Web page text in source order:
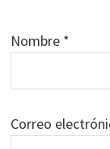
Nombre *
Correo